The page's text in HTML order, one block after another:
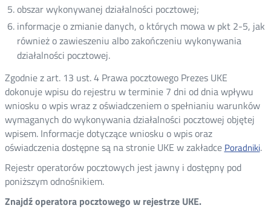
obszar wykonywanej działalności pocztowej;
informacje o zmianie danych, o których mowa w pkt 2-5, jak
również o zawieszeniu albo zakończeniu wykonywania
działalności pocztowej.
Zgodnie z art. 13 ust. 4 Prawa pocztowego Prezes UKE
dokonuje wpisu do rejestru w terminie 7 dni od dnia wpływu
wniosku o wpis wraz z oświadczeniem o spełnianiu warunków
wymaganych do wykonywania działalności pocztowej objętej
wpisem. Informacje dotyczące wniosku o wpis oraz
oświadczenia dostępne są na stronie UKE w zakładce Poradniki.
Rejestr operatorów pocztowych jest jawny i dostępny pod
poniższym odnośnikiem.
Znajdź operatora pocztowego w rejestrze UKE.